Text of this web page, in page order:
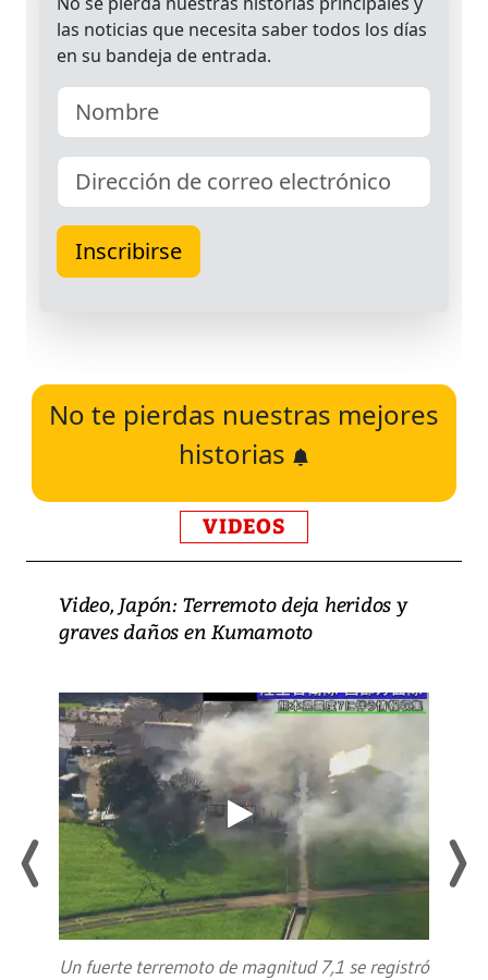
No te pierdas nuestras mejores
historias
VIDEOS
Video, Japón: Terremoto deja heridos y
graves daños en Kumamoto
Un fuerte terremoto de magnitud 7,1 se registró